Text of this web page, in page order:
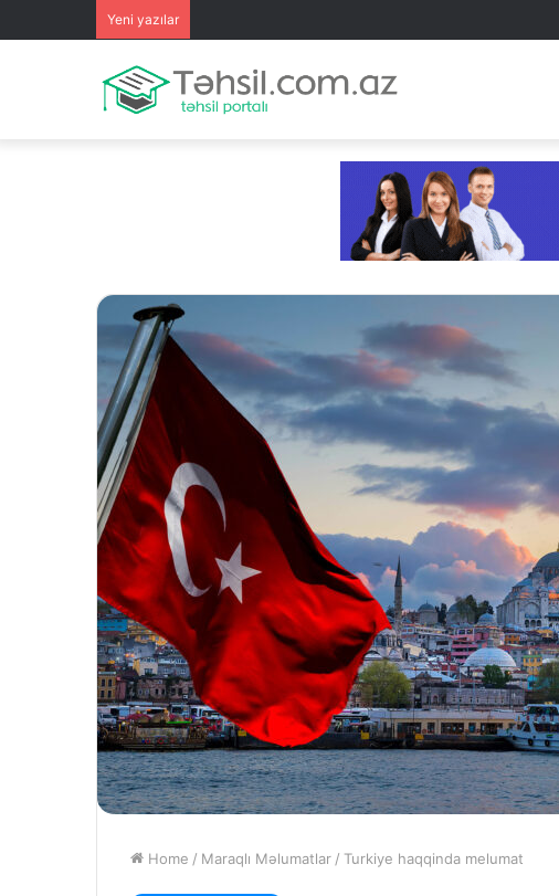
Yeni yazılar
Home / Maraqlı Məlumatlar / Turkiye haqqinda melumat